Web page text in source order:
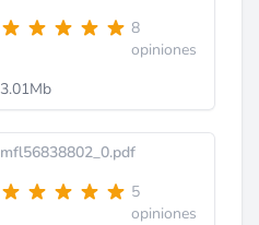
8
opiniones
3.01Mb
mfl56838802_0.pdf
5
opiniones